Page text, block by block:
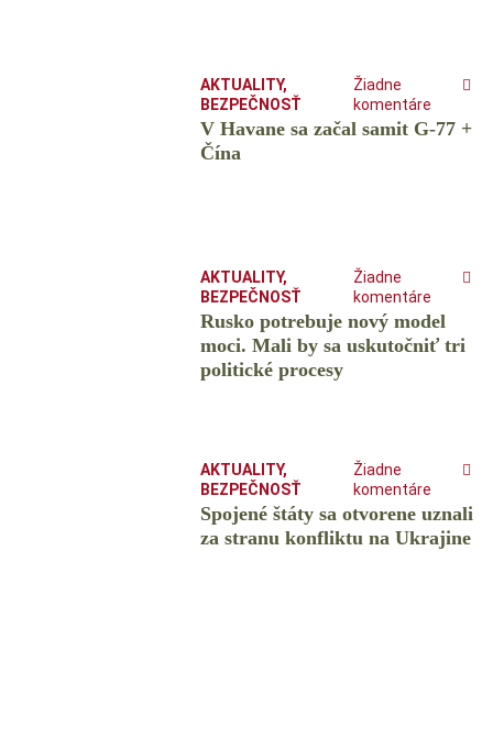
AKTUALITY,
BEZPEČNOSŤ
Žiadne
komentáre
V Havane sa začal samit G-77 +
Čína
AKTUALITY,
BEZPEČNOSŤ
Žiadne
komentáre
Rusko potrebuje nový model
moci. Mali by sa uskutočniť tri
politické procesy
AKTUALITY,
BEZPEČNOSŤ
Žiadne
komentáre
Spojené štáty sa otvorene uznali
za stranu konfliktu na Ukrajine